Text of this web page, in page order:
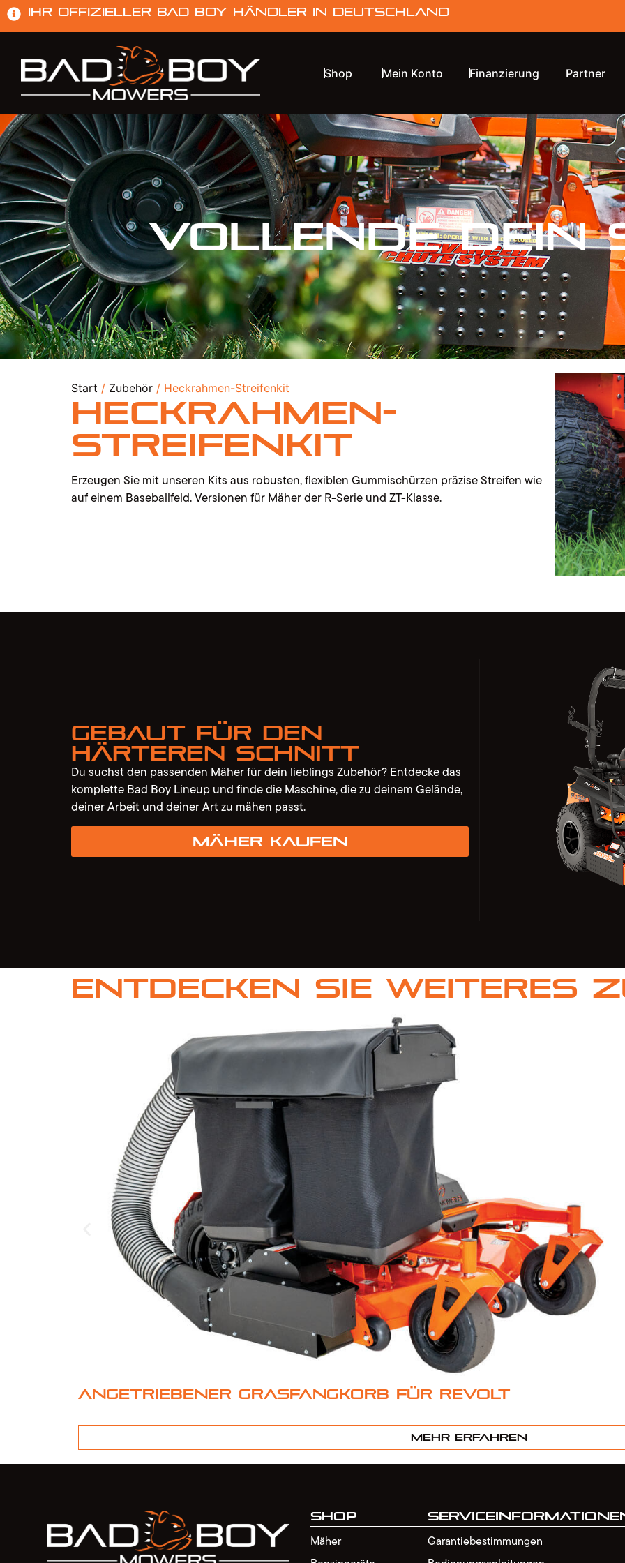
Ihr offizieller Bad Boy Händler in Deutschland
Shop Mein Konto Finanzierung Partner
Vollende dein
Start / Zubehör / Heckrahmen-Streifenkit
Heckrahmen-
Streifenkit
Erzeugen Sie mit unseren Kits aus robusten, flexiblen Gummischürzen präzise Streifen wie
auf einem Baseballfeld. Versionen für Mäher der R-Serie und ZT-Klasse.
Gebaut für den
härteren Schnitt
Du suchst den passenden Mäher für dein lieblings Zubehör? Entdecke das
komplette Bad Boy Lineup und finde die Maschine, die zu deinem Gelände,
deiner Arbeit und deiner Art zu mähen passt.
Mäher kaufen
Entdecken Sie weiteres
Angetriebener Grasfangkorb für Revolt
Mehr erfahren
Shop
Mäher
Garantiebestimmungen